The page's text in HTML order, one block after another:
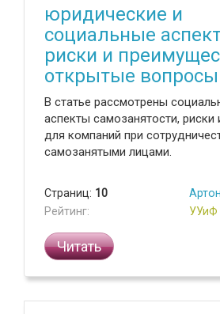
юридические и
социальные
риски и
открытые вопросы
В статье рассмотрены
аспекты самозанятости,
для компаний при
самозанятыми лицами.
Страниц: 10
Рейтинг:
Читать